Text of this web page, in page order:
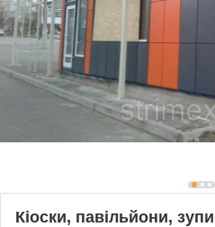
Кіоски, павільйони,